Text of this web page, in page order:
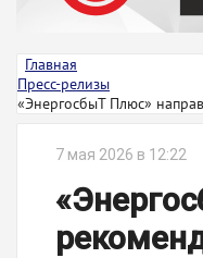
Главная
Пресс-релизы
«ЭнергосбыТ Плюс»
7 мая 2026 в 12:22